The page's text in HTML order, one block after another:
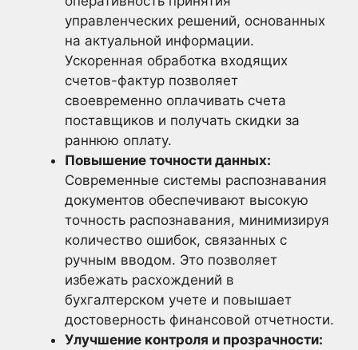
управленческих решений, основанных
на актуальной информации.
Ускоренная обработка входящих
счетов-фактур позволяет
своевременно оплачивать счета
поставщиков и получать скидки за
раннюю оплату.
Повышение точности данных:
Современные системы распознавания
документов обеспечивают высокую
точность распознавания, минимизируя
количество ошибок, связанных с
ручным вводом. Это позволяет
избежать расхождений в
бухгалтерском учете и повышает
достоверность финансовой отчетности.
Улучшение контроля и прозрачности: